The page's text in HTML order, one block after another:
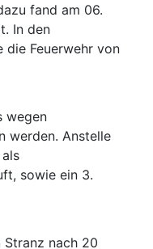
fand am 06.
In den
die Feuerwehr von
wegen
werden. Anstelle
sowie ein 3.
Stranz nach 20